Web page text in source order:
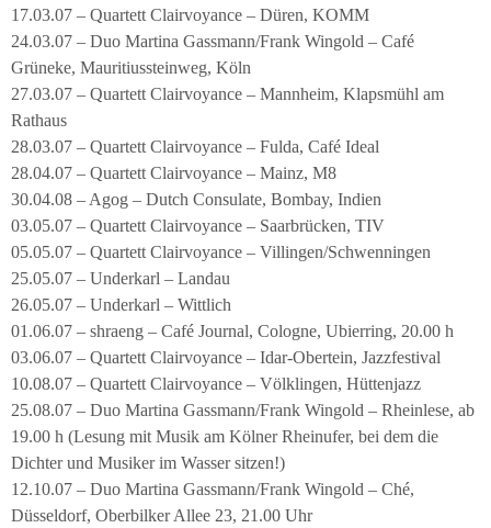
17.03.07 – Quartett Clairvoyance – Düren, KOMM
24.03.07 – Duo Martina Gassmann/Frank Wingold – Café
Grüneke, Mauritiussteinweg, Köln
27.03.07 – Quartett Clairvoyance – Mannheim, Klapsmühl am
Rathaus
28.03.07 – Quartett Clairvoyance – Fulda, Café Ideal
28.04.07 – Quartett Clairvoyance – Mainz, M8
30.04.08 – Agog – Dutch Consulate, Bombay, Indien
03.05.07 – Quartett Clairvoyance – Saarbrücken, TIV
05.05.07 – Quartett Clairvoyance – Villingen/Schwenningen
25.05.07 – Underkarl – Landau
26.05.07 – Underkarl – Wittlich
01.06.07 – shraeng – Café Journal, Cologne, Ubierring, 20.00 h
03.06.07 – Quartett Clairvoyance – Idar-Obertein, Jazzfestival
10.08.07 – Quartett Clairvoyance – Völklingen, Hüttenjazz
25.08.07 – Duo Martina Gassmann/Frank Wingold – Rheinlese, ab
19.00 h (Lesung mit Musik am Kölner Rheinufer, bei dem die
Dichter und Musiker im Wasser sitzen!)
12.10.07 – Duo Martina Gassmann/Frank Wingold – Ché,
Düsseldorf, Oberbilker Allee 23, 21.00 Uhr